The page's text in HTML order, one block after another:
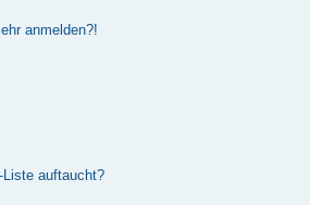
anmelden?!
auftaucht?